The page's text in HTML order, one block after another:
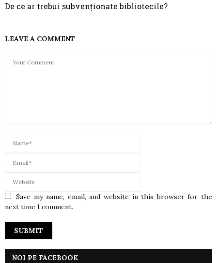
De ce ar trebui subvenționate bibliotecile?
LEAVE A COMMENT
Save my name, email, and website in this browser for the
next time I comment.
NOI PE FACEBOOK